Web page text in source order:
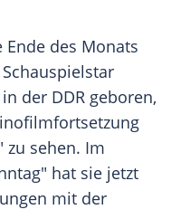
Ende des Monats
Schauspielstar
in der DDR geboren,
zu sehen. Im
hat sie jetzt
mit der